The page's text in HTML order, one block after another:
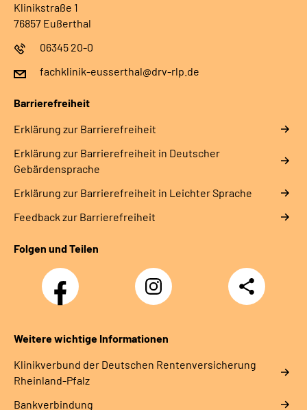
Klinikstraße 1
76857 Eußerthal
06345 20-0
fachklinik-eusserthal@drv-rlp.de
Barrierefreiheit
Erklärung zur Barrierefreiheit
Erklärung zur Barrierefreiheit in Deutscher
Gebärdensprache
Erklärung zur Barrierefreiheit in Leichter Sprache
Feedback zur Barrierefreiheit
Folgen und Teilen
Facebook
Instagram
DRV
Nachwuchskräfte
Teilen
Weitere wichtige Informationen
Klinikverbund der Deutschen Rentenversicherung
Rheinland-Pfalz
Bankverbindung